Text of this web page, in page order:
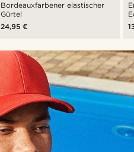
Bordeauxfarbener elastischer
Gürtel
24,95 €